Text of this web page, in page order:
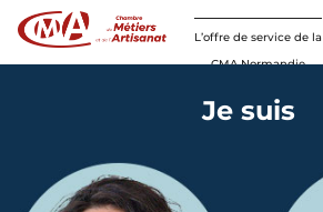
L’offre de service de la
CMA Normandie
Je suis
Panneau de gestion des cookies